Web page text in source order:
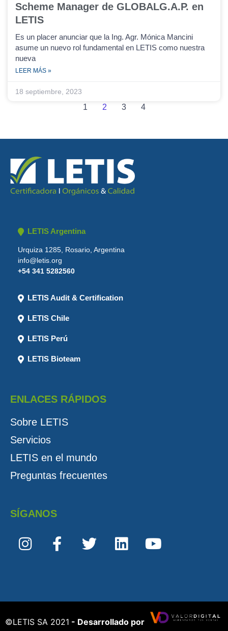
Scheme Manager de GLOBALG.A.P. en
LETIS
Es un placer anunciar que la Ing. Agr. Mónica Mancini
asume un nuevo rol fundamental en LETIS como nuestra
nueva
LEER MÁS »
18 septiembre, 2023
1 2 3 4
LETIS Argentina
Urquiza 1285, Rosario, Argentina
info@letis.org
+54 341 5282560
LETIS Audit & Certification
LETIS Chile
LETIS Perú
LETIS Bioteam
ENLACES RÁPIDOS
Sobre LETIS
Servicios
LETIS en el mundo
Preguntas frecuentes
SÍGANOS
©️LETIS SA 2021 - Desarrollado por